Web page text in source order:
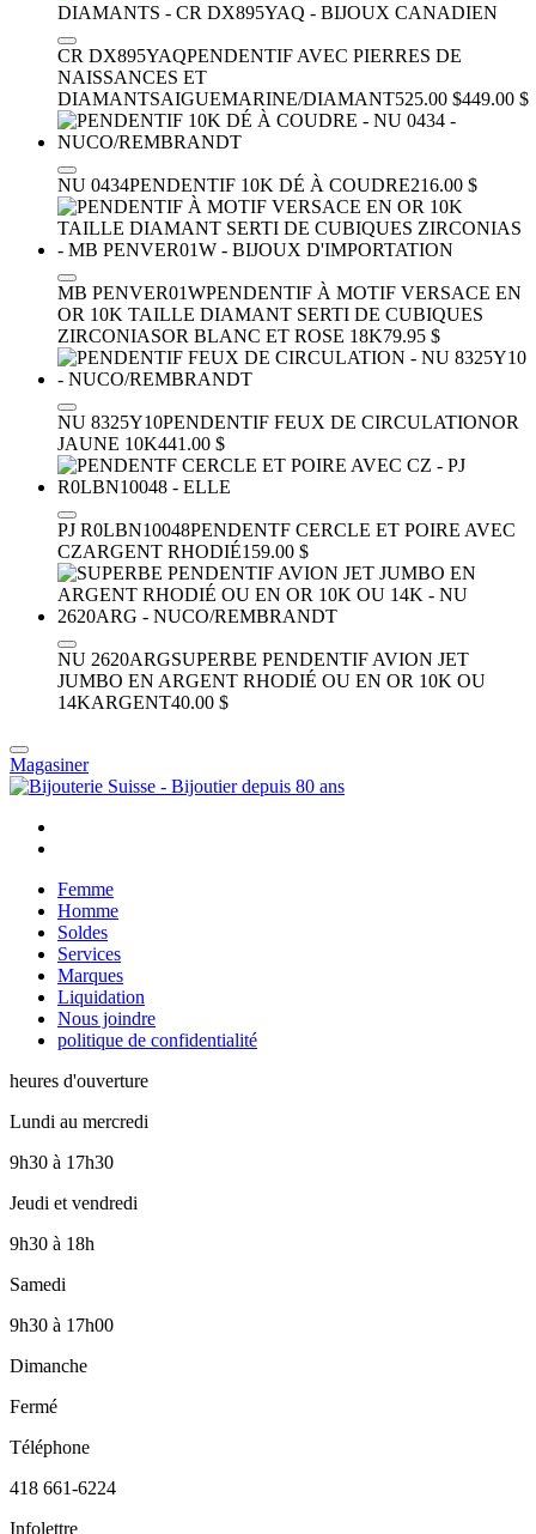
CR DX895YAQPENDENTIF AVEC PIERRES DE
NAISSANCES ET
DIAMANTSAIGUEMARINE/DIAMANT525.00 $449.00 $
NU 0434PENDENTIF 10K DÉ À COUDRE216.00 $
MB PENVER01WPENDENTIF À MOTIF VERSACE EN
OR 10K TAILLE DIAMANT SERTI DE CUBIQUES
ZIRCONIASOR BLANC ET ROSE 18K79.95 $
NU 8325Y10PENDENTIF FEUX DE CIRCULATIONOR
JAUNE 10K441.00 $
PJ R0LBN10048PENDENTF CERCLE ET POIRE AVEC
CZARGENT RHODIÉ159.00 $
NU 2620ARGSUPERBE PENDENTIF AVION JET
JUMBO EN ARGENT RHODIÉ OU EN OR 10K OU
14KARGENT40.00 $
Magasiner
Femme
Homme
Soldes
Services
Marques
Liquidation
Nous joindre
politique de confidentialité
heures d'ouverture
Lundi au mercredi
9h30 à 17h30
Jeudi et vendredi
9h30 à 18h
Samedi
9h30 à 17h00
Dimanche
Fermé
Téléphone
418 661-6224
Infolettre